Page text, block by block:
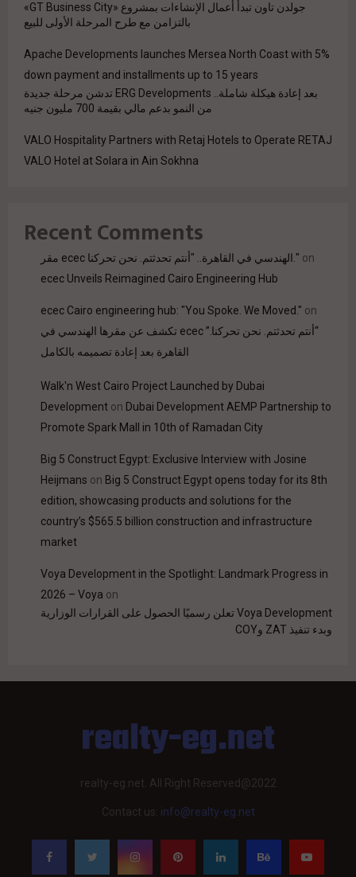
جولدن تاون تبدأ أعمال الإنشاءات بمشروع «GT Business City»
بالتزامن مع طرح المرحلة الأولى للبيع
Apache Developments launches Mersea North Coast with 5%
down payment and installments up to 15 years
بعد إعادة هيكلة شاملة.. ERG Developments تدشن مرحلة جديدة
من النمو بدعم مالي بقيمة 700 مليون جنيه
VALO Hospitality Partners with Retaj Hotels to Operate RETAJ
VALO Hotel at Solara in Ain Sokhna
Recent Comments
مقر ecec الهندسي في القاهرة.. "أنتم تحدثتم. نحن تحركنا." on
ecec Unveils Reimagined Cairo Engineering Hub
ecec Cairo engineering hub: "You Spoke. We Moved." on
“أنتم تحدثتم. نحن تحركنا.” ecec تكشف عن مقرها الهندسي في
القاهرة بعد إعادة تصميمه بالكامل
Walk'n West Cairo Project Launched by Dubai
Development on Dubai Development AEMP Partnership to
Promote Spark Mall in 10th of Ramadan City
Big 5 Construct Egypt: Exclusive Interview with Josine
Heijmans on Big 5 Construct Egypt opens today for its 8th
edition, showcasing products and solutions for the
country’s $565.5 billion construction and infrastructure
market
Voya Development in the Spotlight: Landmark Progress in
2026 – Voya on
Voya Development تعلن رسميًا الحصول على القرارات الوزارية
وبدء تنفيذ ZAT وCOY
realty-eg.net
realty-eg.net. All Right Reserved@2022
Contact us: info@realty-eg.net